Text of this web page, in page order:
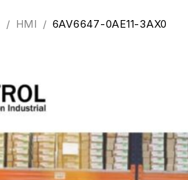
/ HMI / 6AV6647-0AE11-3AX0